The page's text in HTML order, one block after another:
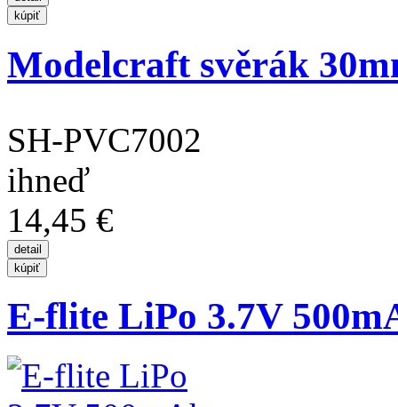
Modelcraft svěrák
SH-PVC7002
ihneď
14,45 €
E-flite LiPo 3.7V